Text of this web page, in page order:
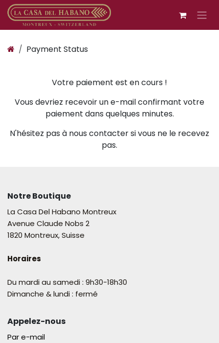
Se rendre au contenu
Payment Status
Votre paiement est en cours !
Vous devriez recevoir un e-mail confirmant votre
paiement dans quelques minutes.
N'hésitez pas à nous contacter si vous ne le recevez
pas.
Notre Boutique
La Casa Del Habano Montreux
Avenue Claude Nobs 2
1820 Montreux, Suisse
Horaires
Du mardi au samedi : 9h30-18h30
Dimanche & lundi : fermé
Appelez-nous
Par e-mail